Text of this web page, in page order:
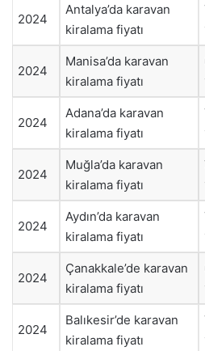
2024
Antalya’da karavan
kiralama fiyatı
2024
Manisa’da karavan
kiralama fiyatı
2024
Adana’da karavan
kiralama fiyatı
2024
Muğla’da karavan
kiralama fiyatı
2024
Aydın’da karavan
kiralama fiyatı
2024
Çanakkale’de karavan
kiralama fiyatı
2024
Balıkesir’de karavan
kiralama fiyatı